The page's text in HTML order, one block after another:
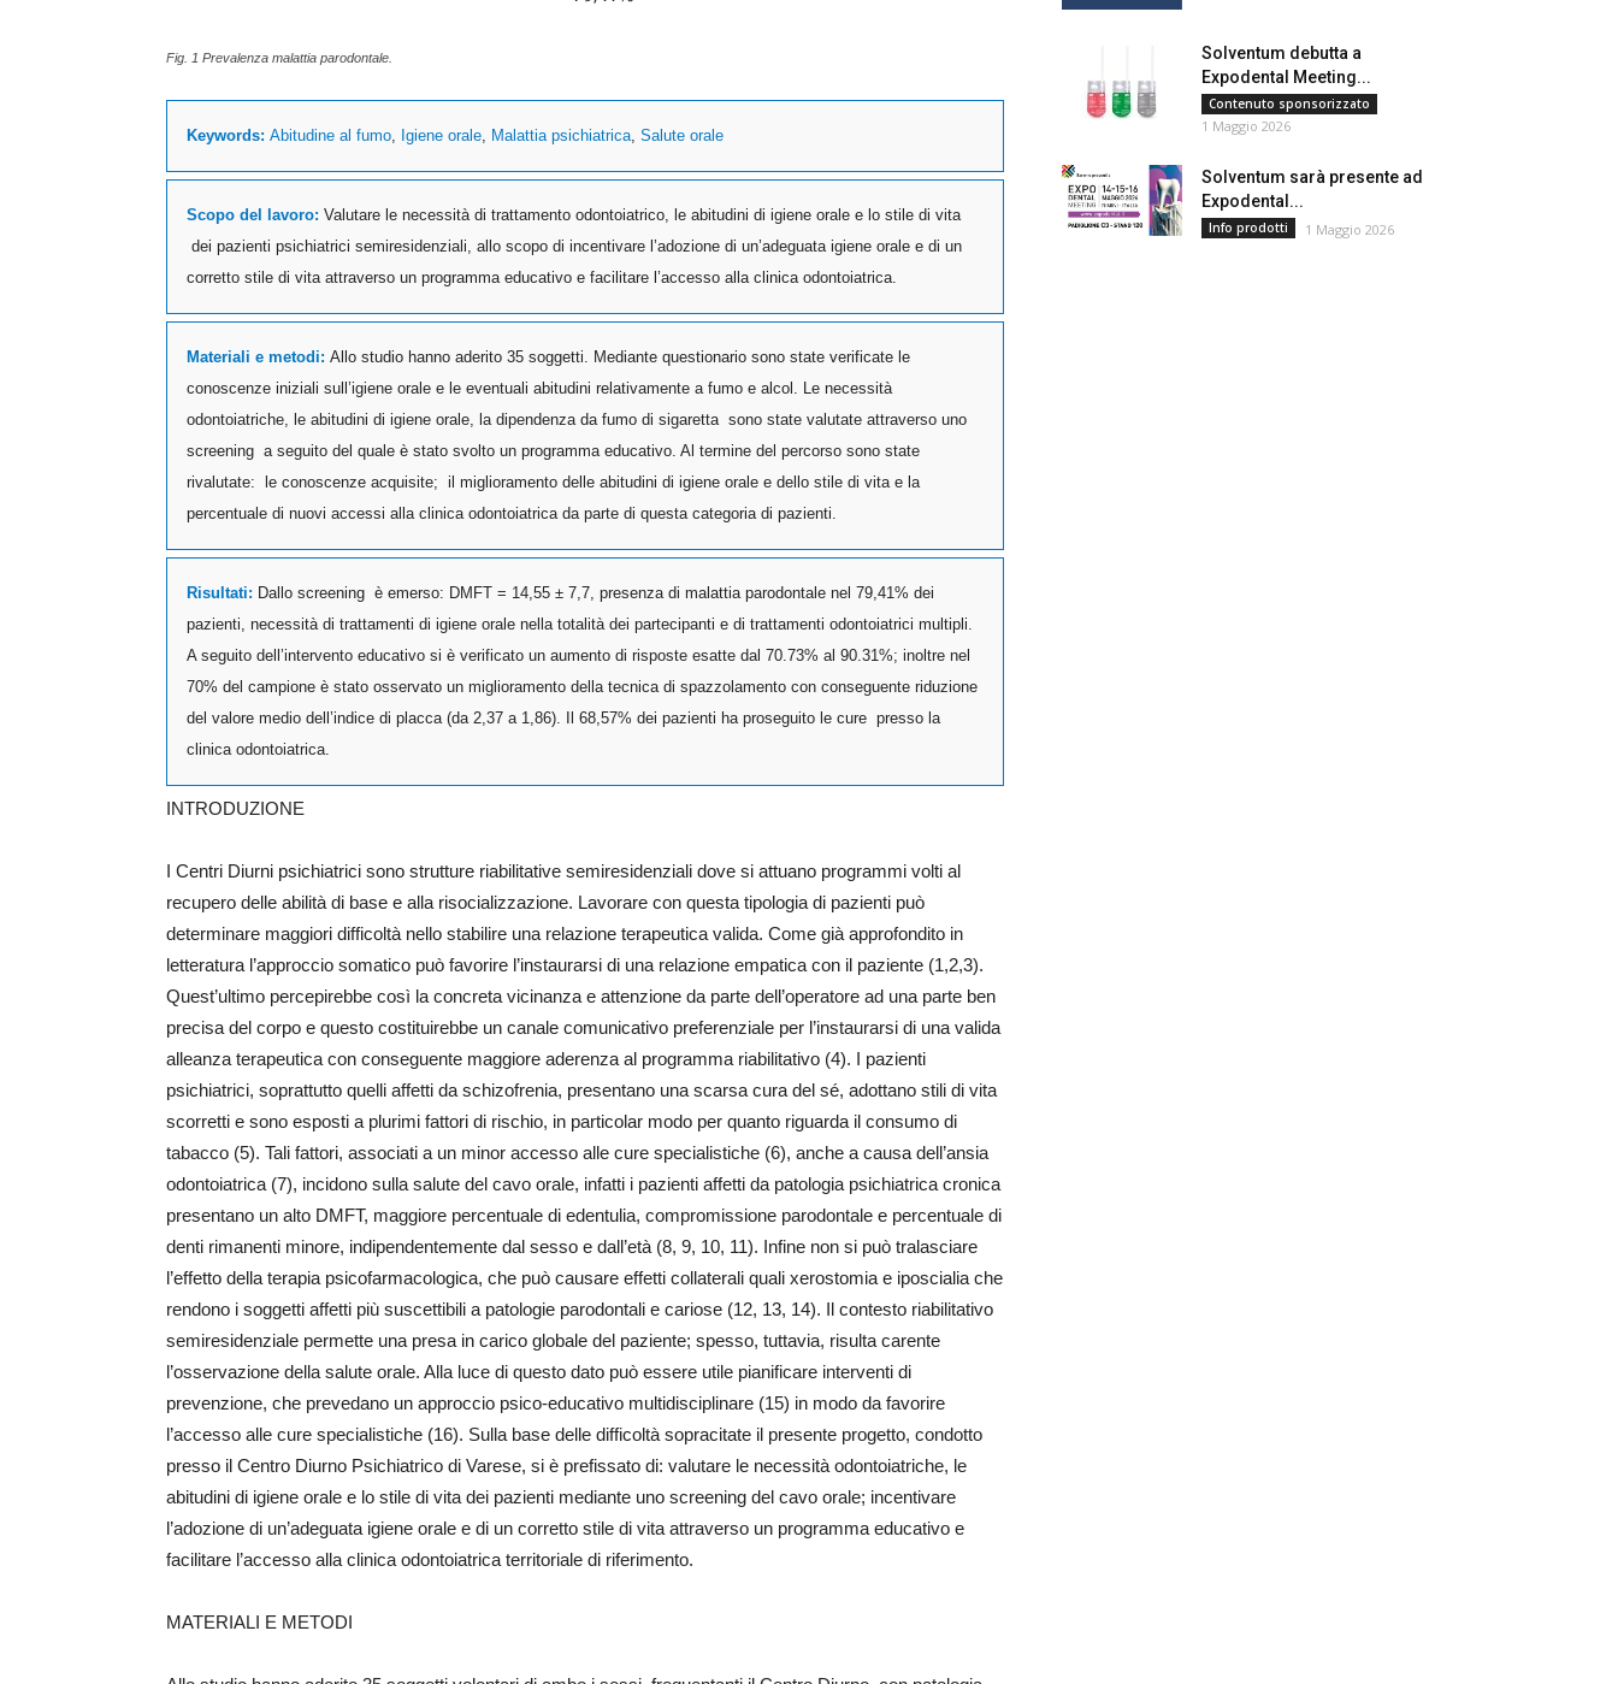
Fig. 1 Prevalenza malattia parodontale.
Keywords: Abitudine al fumo, Igiene orale, Malattia psichiatrica, Salute orale
Scopo del lavoro: Valutare le necessità di trattamento odontoiatrico, le abitudini di igiene orale e lo stile di vita
dei pazienti psichiatrici semiresidenziali, allo scopo di incentivare l’adozione di un’adeguata igiene orale e di un
corretto stile di vita attraverso un programma educativo e facilitare l’accesso alla clinica odontoiatrica.
Materiali e metodi: Allo studio hanno aderito 35 soggetti. Mediante questionario sono state verificate le
conoscenze iniziali sull’igiene orale e le eventuali abitudini relativamente a fumo e alcol. Le necessità
odontoiatriche, le abitudini di igiene orale, la dipendenza da fumo di sigaretta sono state valutate attraverso uno
screening a seguito del quale è stato svolto un programma educativo. Al termine del percorso sono state
rivalutate: le conoscenze acquisite; il miglioramento delle abitudini di igiene orale e dello stile di vita e la
percentuale di nuovi accessi alla clinica odontoiatrica da parte di questa categoria di pazienti.
Risultati: Dallo screening è emerso: DMFT = 14,55 ± 7,7, presenza di malattia parodontale nel 79,41% dei
pazienti, necessità di trattamenti di igiene orale nella totalità dei partecipanti e di trattamenti odontoiatrici multipli.
A seguito dell’intervento educativo si è verificato un aumento di risposte esatte dal 70.73% al 90.31%; inoltre nel
70% del campione è stato osservato un miglioramento della tecnica di spazzolamento con conseguente riduzione
del valore medio dell’indice di placca (da 2,37 a 1,86). Il 68,57% dei pazienti ha proseguito le cure presso la
clinica odontoiatrica.
INTRODUZIONE
I Centri Diurni psichiatrici sono strutture riabilitative semiresidenziali dove si attuano programmi volti al
recupero delle abilità di base e alla risocializzazione. Lavorare con questa tipologia di pazienti può
determinare maggiori difficoltà nello stabilire una relazione terapeutica valida. Come già approfondito in
letteratura l’approccio somatico può favorire l’instaurarsi di una relazione empatica con il paziente (1,2,3).
Quest’ultimo percepirebbe così la concreta vicinanza e attenzione da parte dell’operatore ad una parte ben
precisa del corpo e questo costituirebbe un canale comunicativo preferenziale per l’instaurarsi di una valida
alleanza terapeutica con conseguente maggiore aderenza al programma riabilitativo (4). I pazienti
psichiatrici, soprattutto quelli affetti da schizofrenia, presentano una scarsa cura del sé, adottano stili di vita
scorretti e sono esposti a plurimi fattori di rischio, in particolar modo per quanto riguarda il consumo di
tabacco (5). Tali fattori, associati a un minor accesso alle cure specialistiche (6), anche a causa dell’ansia
odontoiatrica (7), incidono sulla salute del cavo orale, infatti i pazienti affetti da patologia psichiatrica cronica
presentano un alto DMFT, maggiore percentuale di edentulia, compromissione parodontale e percentuale di
denti rimanenti minore, indipendentemente dal sesso e dall’età (8, 9, 10, 11). Infine non si può tralasciare
l’effetto della terapia psicofarmacologica, che può causare effetti collaterali quali xerostomia e iposcialia che
rendono i soggetti affetti più suscettibili a patologie parodontali e cariose (12, 13, 14). Il contesto riabilitativo
semiresidenziale permette una presa in carico globale del paziente; spesso, tuttavia, risulta carente
l’osservazione della salute orale. Alla luce di questo dato può essere utile pianificare interventi di
prevenzione, che prevedano un approccio psico-educativo multidisciplinare (15) in modo da favorire
l’accesso alle cure specialistiche (16). Sulla base delle difficoltà sopracitate il presente progetto, condotto
presso il Centro Diurno Psichiatrico di Varese, si è prefissato di: valutare le necessità odontoiatriche, le
abitudini di igiene orale e lo stile di vita dei pazienti mediante uno screening del cavo orale; incentivare
l’adozione di un’adeguata igiene orale e di un corretto stile di vita attraverso un programma educativo e
facilitare l’accesso alla clinica odontoiatrica territoriale di riferimento.
MATERIALI E METODI
Solventum debutta a
Expodental Meeting...
Contenuto sponsorizzato
1 Maggio 2026
Solventum sarà presente ad
Expodental...
Info prodotti 1 Maggio 2026